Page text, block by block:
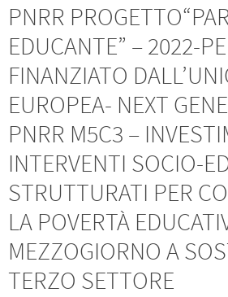
PNRR
EDUCANTE” – 2022-
FINANZIATO
EUROPEA- NEXT
PNRR M5C3 –
INTERVENTI SOCIO-
STRUTTURATI PER
LA POVERTÀ
MEZZOGIORNO A
TERZO SETTORE